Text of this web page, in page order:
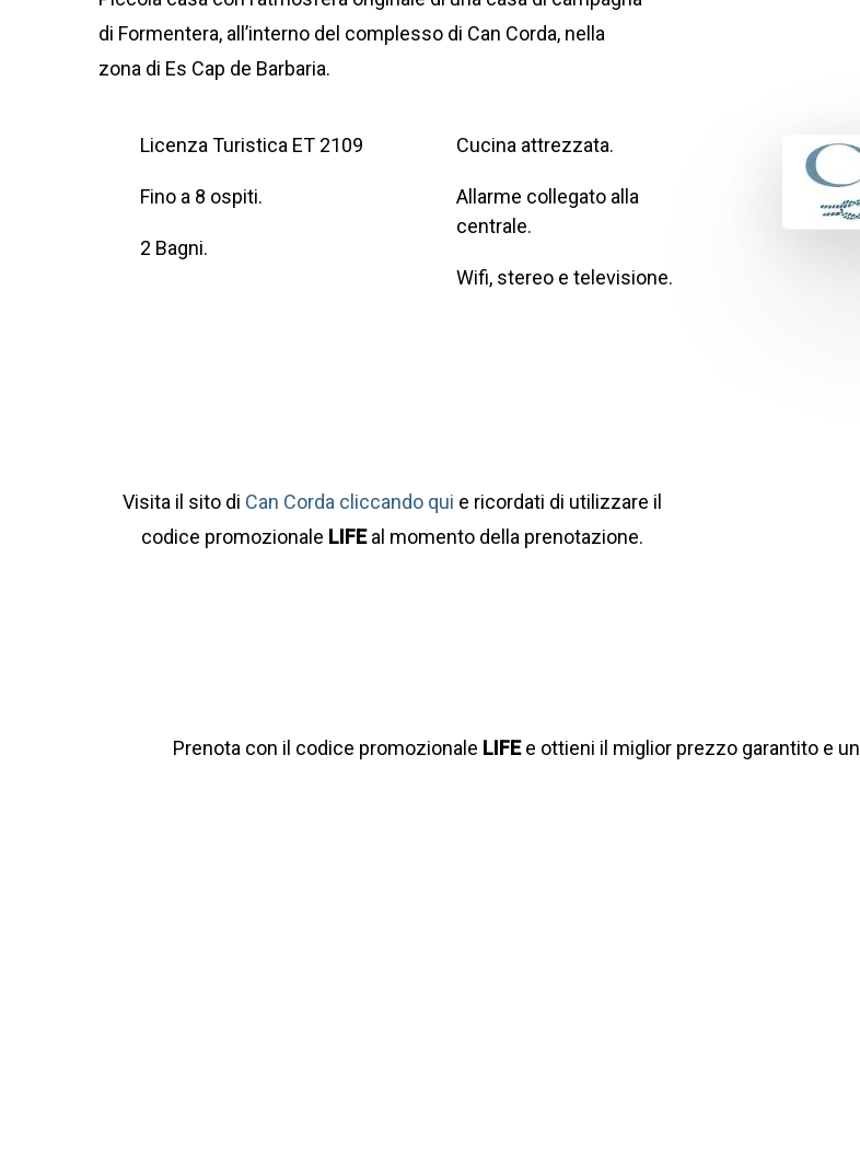
di Formentera, all’interno del complesso di Can Corda, nella
zona di Es Cap de Barbaria.
Licenza Turistica ET 2109
Fino a 8 ospiti.
2 Bagni.
Cucina attrezzata.
Allarme collegato alla
centrale.
Wifi, stereo e televisione.
Visita il sito di Can Corda cliccando qui e ricordati di utilizzare il
codice promozionale LIFEal momento della prenotazione.
Prenota con il codice promozionale LIFEe ottieni il miglior prezzo garantito e un